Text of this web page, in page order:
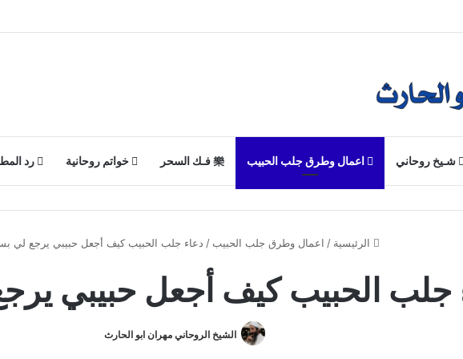
شـيخ روحاني اعمال وطرق جلب الحبيب فـك السحر خواتم روحانية رد
الرئيسية / اعمال وطرق جلب الحبيب / دعاء جلب الحبيب​ كيف أجعل حبيبي يرجع لي
جلب الحبيب​ كيف أجعل حبيبي
الشيخ الروحاني مهران ابو الحارث